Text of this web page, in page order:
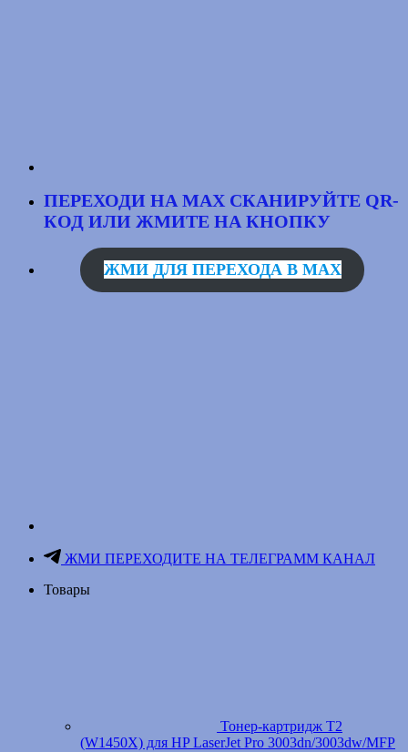
ПЕРЕХОДИ НА MAX СКАНИРУЙТЕ QR-
КОД ИЛИ ЖМИТЕ НА КНОПКУ
ЖМИ ДЛЯ ПЕРЕХОДА В MAX
ЖМИ ПЕРЕХОДИТЕ НА ТЕЛЕГРАММ КАНАЛ
Товары
Тонер-картридж T2
(W1450X) для HP LaserJet Pro 3003dn/3003dw/MFP